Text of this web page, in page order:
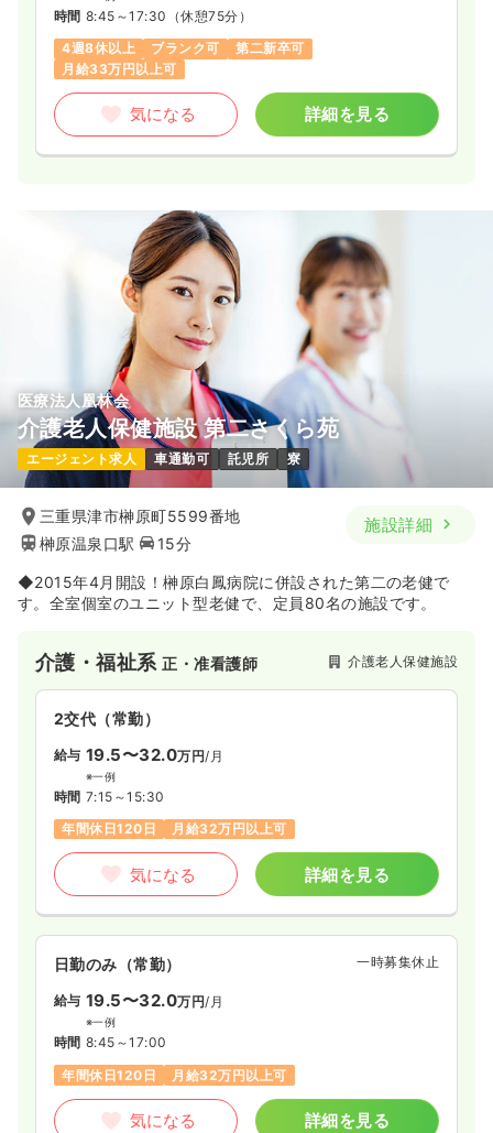
時間 8:45～17:30 （休憩75分）
4週8休以上
ブランク可
第二新卒可
月給33万円以上可
気になる 詳細を見る
医療法人凰林会
介護老人保健施設 第二さくら苑
エージェント求人 車通勤可 託児所 寮
三重県津市榊原町5599番地
榊原温泉口駅
15分
施設詳細
◆2015年4月開設！榊原白鳳病院に併設された第二の老健で
す。全室個室のユニット型老健で、定員80名の施設です。
介護・福祉系正・准看護師 介護老人保健施設
2交代（常勤）
給与 19.5〜32.0万円/月
※一例
時間 7:15～15:30
年間休日120日
月給32万円以上可
気になる 詳細を見る
日勤のみ（常勤） 一時募集休止
給与 19.5〜32.0万円/月
※一例
時間 8:45～17:00
年間休日120日
月給32万円以上可
気になる 詳細を見る